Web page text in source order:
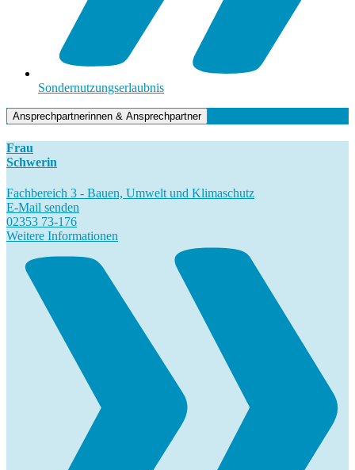
Sondernutzungserlaubnis
Ansprechpartnerinnen & Ansprechpartner
Frau
Schwerin
Fachbereich 3 - Bauen, Umwelt und Klimaschutz
E-Mail senden
02353 73-176
Weitere Informationen